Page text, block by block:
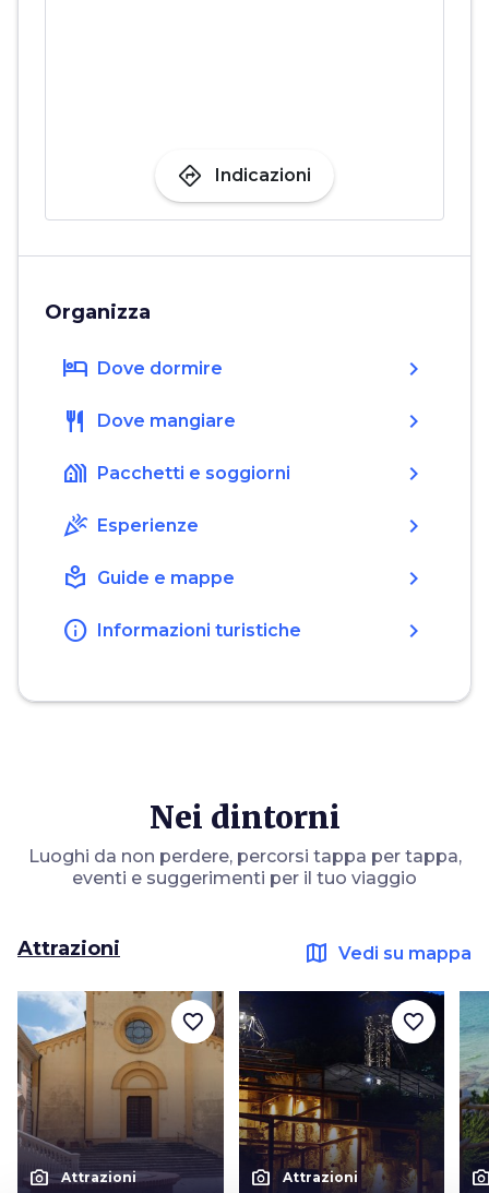
directions Indicazioni
Organizza
hotel Dove dormire chevron_right
restaurant Dove mangiare chevron_right
holiday_village Pacchetti e soggiorni chevron_right
celebration Esperienze chevron_right
local_library Guide e mappe chevron_right
info Informazioni turistiche chevron_right
Nei dintorni
Luoghi da non perdere, percorsi tappa per tappa,
eventi e suggerimenti per il tuo viaggio
Attrazioni map Vedi su mappa
photo_camera Attrazioni
favorite_border
photo_camera Attrazioni
favorite_border